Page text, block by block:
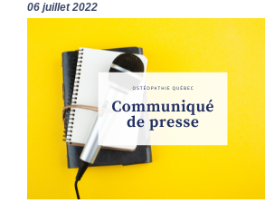
06 juillet 2022